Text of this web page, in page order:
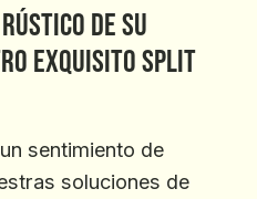
de su
exquisito Split
sentimiento de
soluciones de